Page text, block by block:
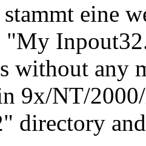
stammt eine
without
9x/NT/
directory